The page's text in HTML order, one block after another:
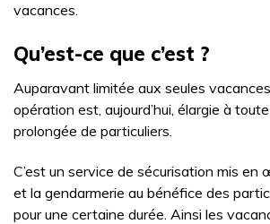
vacances.
Qu’est-ce que c’est ?
Auparavant limitée aux seules
opération est, aujourd’hui, élargie à
prolongée de particuliers.
C’est un service de sécurisation mis en
et la gendarmerie au bénéfice des
pour une certaine durée. Ainsi les